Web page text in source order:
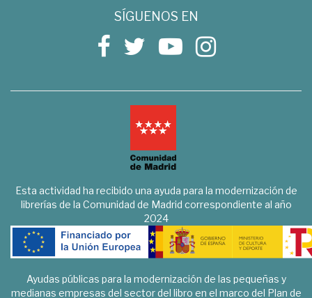
SÍGUENOS EN
Esta actividad ha recibido una ayuda para la modernización de
librerías de la Comunidad de Madrid correspondiente al año
2024
Ayudas públicas para la modernización de las pequeñas y
medianas empresas del sector del libro en el marco del Plan de